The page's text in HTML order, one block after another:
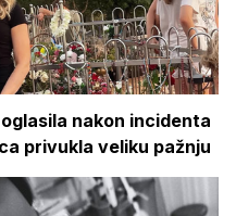
nakon incidenta
privukla veliku pažnju